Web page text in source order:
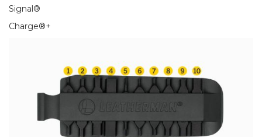
Signal®
Charge®+